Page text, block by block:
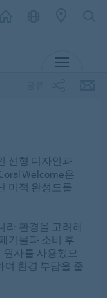
선형 디자인과
Welcome은
미적 완성도를
라 환경을 고려해
기물과 소비 후
원사를 사용했으
여 환경 부담을 줄